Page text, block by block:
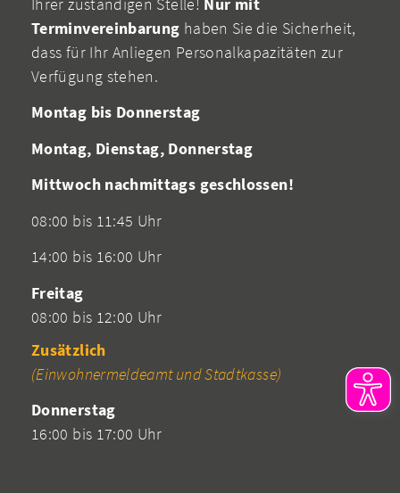
Terminvereinbarung haben Sie die Sicherheit,
dass für Ihr Anliegen Personalkapazitäten zur
Verfügung stehen.
Montag bis Donnerstag
Montag, Dienstag, Donnerstag
Mittwoch nachmittags geschlossen!
08:00 bis 11:45 Uhr
14:00 bis 16:00 Uhr
Freitag
08:00 bis 12:00 Uhr
Zusätzlich
(Einwohnermeldeamt und Stadtkasse)
Donnerstag
16:00 bis 17:00 Uhr